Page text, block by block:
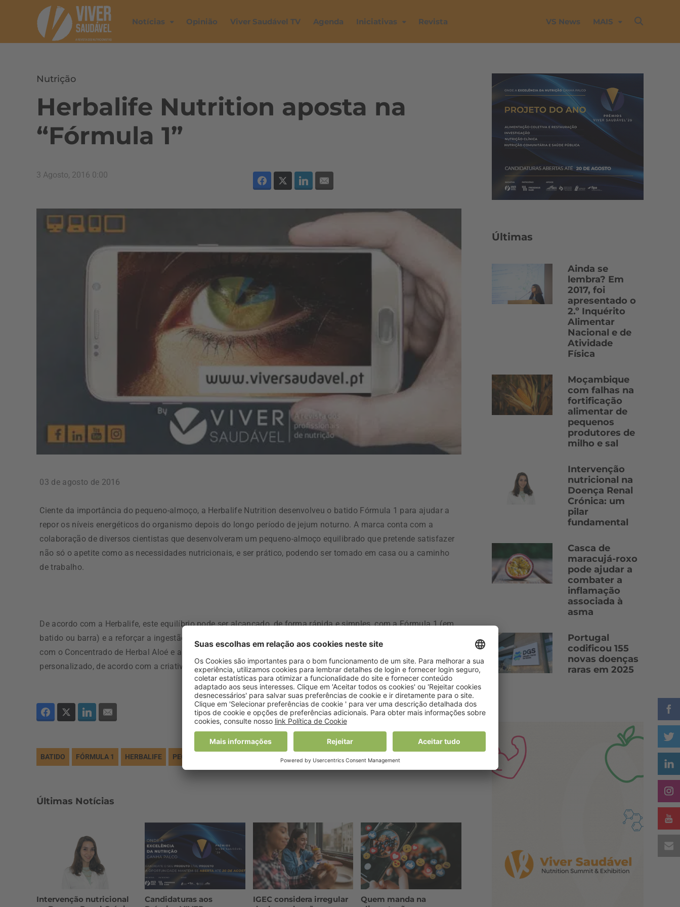
Notícias Opinião Viver Saudável TV Agenda Iniciativas Revista VS News MAIS
Nutrição
Herbalife Nutrition aposta na
“Fórmula 1”
3 Agosto, 2016 0:00
03 de agosto de 2016
Ciente da importância do pequeno-almoço, a Herbalife Nutrition desenvolveu o batido Fórmula 1 para ajudar a
repor os níveis energéticos do organismo depois do longo período de jejum noturno. A marca conta com a
colaboração de diversos cientistas que desenvolveram um pequeno-almoço equilibrado que pretende satisfazer
não só o apetite como as necessidades nutricionais, e ser prático, podendo ser tomado em casa ou a caminho
de trabalho.
De acordo com a Herbalife, este equilíbrio pode ser alcançado, de forma rápida e simples, com a Fórmula 1 (em
batido ou barra) e a reforçar a ingestão de líquidos, outro fator importante para assegurar um bem-estar geral,
com o Concentrado de Herbal Aloé e a Bebida Instantânea de Extrato de Chá. O batido Fórmula 1 pode ainda ser
personalizado, de acordo com a criatividade de cada um, juntando fruta, por exemplo.
BATIDO FÓRMULA 1 HERBALIFE PEQUENO-ALMOÇO
Últimas Notícias
Intervenção nutricional
Candidaturas aos
IGEC considera irregular
Quem manda na
Últimas
Ainda se
lembra? Em
2017, foi
apresentado o
2.º Inquérito
Alimentar
Nacional e de
Atividade
Física
Moçambique
com falhas na
fortificação
alimentar de
pequenos
produtores de
milho e sal
Intervenção
nutricional na
Doença Renal
Crónica: um
pilar
fundamental
Casca de
maracujá-roxo
pode ajudar a
combater a
inflamação
associada à
asma
Portugal
codificou 155
novas doenças
raras em 2025